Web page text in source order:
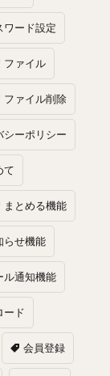
ワード設定
ファイル
ファイル削除
シーポリシー
て
まとめる機能
らせ機能
ル通知機能
ード
会員登録